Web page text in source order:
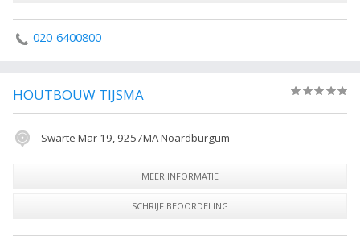
020-6400800
HOUTBOUW TIJSMA
Swarte Mar 19, 9257MA Noardburgum
MEER INFORMATIE
SCHRIJF BEOORDELING